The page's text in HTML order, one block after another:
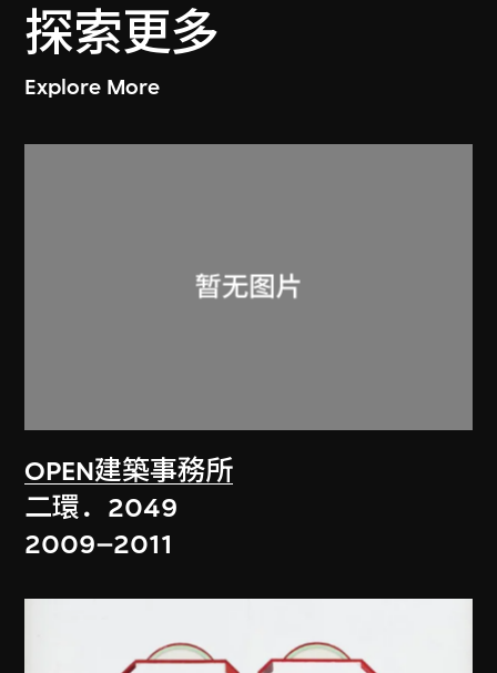
探索更多
Explore More
OPEN建築事務所
二環．2049
2009–2011